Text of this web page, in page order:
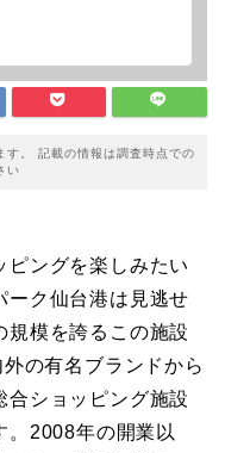
す。 記載の情報は調査時点での
い
ピングを楽しみたい
ーク仙台港は見逃せ
規模を誇るこの施設
の有名ブランドから
合ショッピング施設
。2008年の開業以